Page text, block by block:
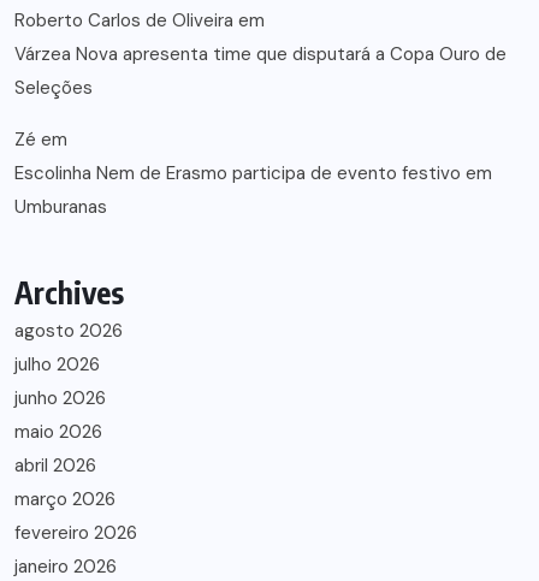
Roberto Carlos de Oliveira em
Várzea Nova apresenta time que disputará a Copa Ouro de
Seleções
Zé em
Escolinha Nem de Erasmo participa de evento festivo em
Umburanas
Archives
agosto 2026
julho 2026
junho 2026
maio 2026
abril 2026
março 2026
fevereiro 2026
janeiro 2026